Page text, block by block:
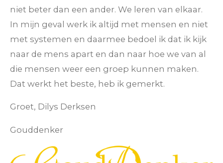
niet beter dan een ander. We leren van elkaar.
In mijn geval werk ik altijd met mensen en niet
met systemen en daarmee bedoel ik dat ik kijk
naar de mens apart en dan naar hoe we van al
die mensen weer een groep kunnen maken.
Dat werkt het beste, heb ik gemerkt.
Groet, Dilys Derksen
Gouddenker